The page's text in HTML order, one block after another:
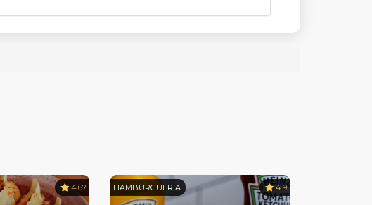
4.67 HAMBURGUERIA 4.9